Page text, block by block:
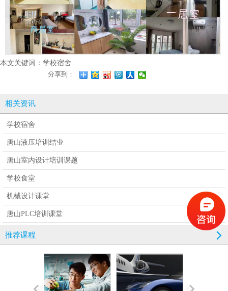
本文关键词： 学校宿舍
分享到：
相关资讯
学校宿舍
唐山液压培训结业
唐山室内设计培训课题
学校食堂
机械设计课堂
唐山PLC培训课堂
推荐课程